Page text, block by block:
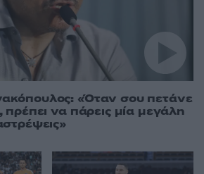
«Όταν σου πετάνε
πρέπει να πάρεις μία μεγάλη